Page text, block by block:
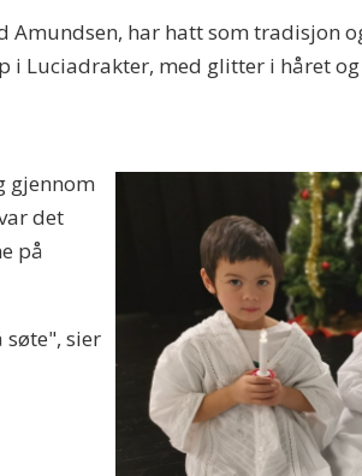
Amundsen, har hatt som tradisjon
Luciadrakter, med glitter i håret og
gjennom
det
på
søte", sier